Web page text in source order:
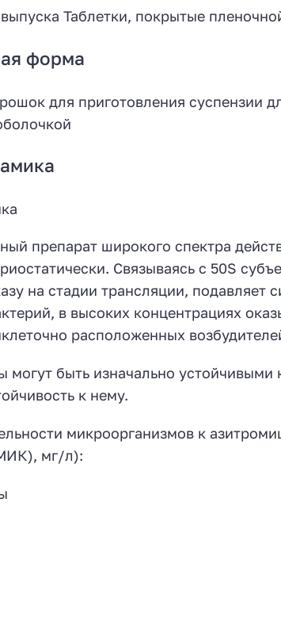
Таблетки, покрытые
форма
для приготовления суспензии
препарат широкого спектра
Связываясь с 50S
на стадии трансляции, подавляет
в высоких концентрациях
расположенных
могут быть изначально устойчивыми
к нему.
микроорганизмов к
мг/л):